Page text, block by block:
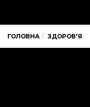
ГОЛОВНА ЗДОРОВ'Я